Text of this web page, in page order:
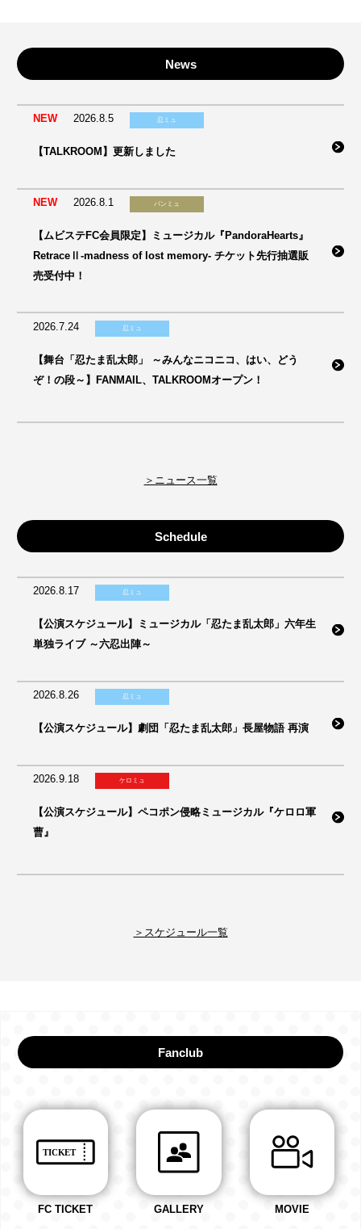
News
NEW 2026.8.5 忍ミュ
【TALKROOM】更新しました
NEW 2026.8.1 パンミュ
【ムビステFC会員限定】ミュージカル『PandoraHearts』
RetraceⅡ-madness of lost memory- チケット先行抽選販
売受付中！
2026.7.24 忍ミュ
【舞台「忍たま乱太郎」 ～みんなニコニコ、はい、どう
ぞ！の段～】FANMAIL、TALKROOMオープン！
＞ニュース一覧
Schedule
2026.8.17 忍ミュ
【公演スケジュール】ミュージカル「忍たま乱太郎」六年生
単独ライブ ～六忍出陣～
2026.8.26 忍ミュ
【公演スケジュール】劇団「忍たま乱太郎」長屋物語 再演
2026.9.18 ケロミュ
【公演スケジュール】ペコポン侵略ミュージカル『ケロロ軍
曹』
＞スケジュール一覧
Fanclub
FC TICKET GALLERY MOVIE